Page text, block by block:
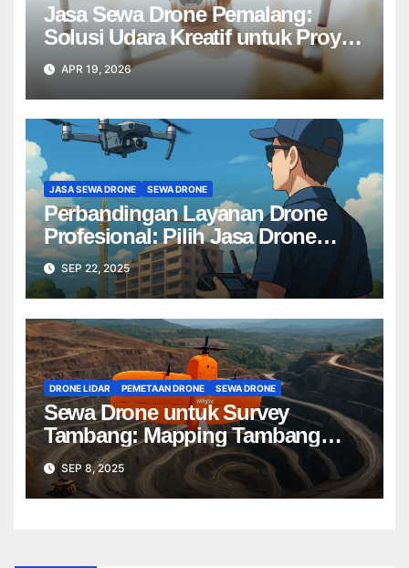
Jasa Sewa Drone Pemalang:
Solusi Udara Kreatif untuk Proyek
Anda Tanpa Batas】
APR 19, 2026
JASA SEWA DRONE SEWA DRONE
Perbandingan Layanan Drone
Profesional: Pilih Jasa Drone
Terbaik untuk Proyek Anda
SEP 22, 2025
DRONE LIDAR PEMETAAN DRONE SEWA DRONE
Sewa Drone untuk Survey
Tambang: Mapping Tambang
Profesional Lebih Cepat & Akurat
SEP 8, 2025